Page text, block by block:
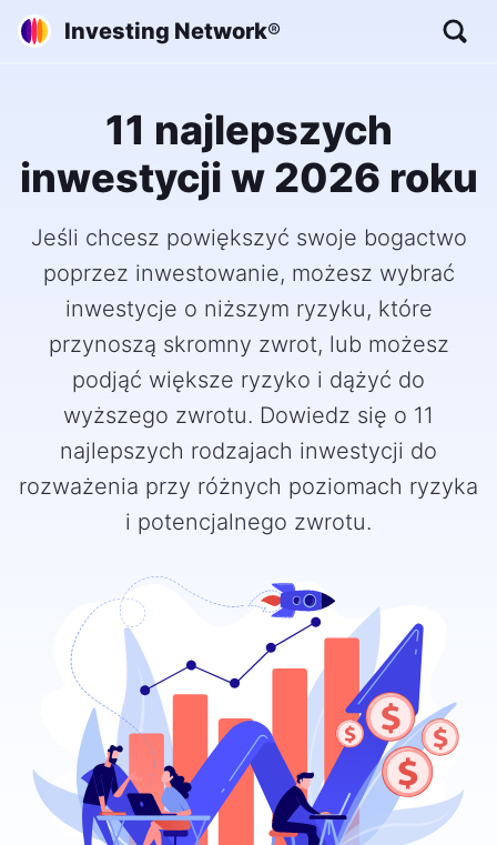
Investing Network®
11 najlepszych
inwestycji w 2026 roku
Jeśli chcesz powiększyć swoje bogactwo
poprzez inwestowanie, możesz wybrać
inwestycje o niższym ryzyku, które
przynoszą skromny zwrot, lub możesz
podjąć większe ryzyko i dążyć do
wyższego zwrotu. Dowiedz się o 11
najlepszych rodzajach inwestycji do
rozważenia przy różnych poziomach ryzyka
i potencjalnego zwrotu.